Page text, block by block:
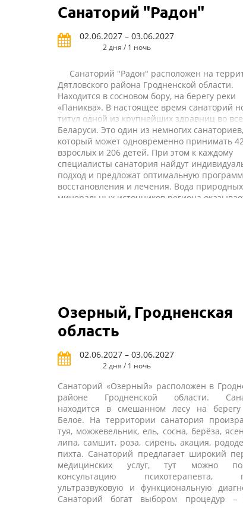
Санаторий "Радон"
02.06.2027 – 03.06.2027
2 дня / 1 ночь
Санаторий "Радон" расположен на
Дятловского района Гродненской области.
Находится в сосновом бору, на берегу реки
«Паниква». В настоящее время санаторий
титул одной из крупнейших здравниц во
Беларуси. Это один из немногих санаториев,
который может одновременно принимать
взрослых и 206 детей. При этом к каждому
специалисты санатория найдут
подход и предложат оптимальную
восстановления и лечения. Вода природных
минеральных источников региона
Озерный, Гродненская
область
02.06.2027 – 03.06.2027
2 дня / 1 ночь
Санаторий «Озерный» расположен в
районе Гродненской области.
находится в смешанном лесу на берегу
Белое. На территории санатория
туя, можжевельник, ель, сосна, берёза,
липа, самшит, роза, сирень, акация,
пихта. Санаторий предлагает широкий
медицинских услуг, тут можно
консультацию психотерапевта,
ультразвуковую и функциональную
Санаторий богат выбором процедур